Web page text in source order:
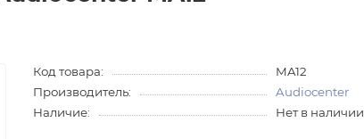
Код товара:
MA12
Производитель:
Audiocenter
Наличие:
Нет в наличии